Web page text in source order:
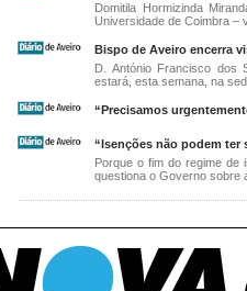
Domitila Hormizinda
Universidade de Coimbra –
Bispo de Aveiro encerra
D. António Francisco dos
estará, esta semana, na
“Precisamos
“Isenções não podem ter
Porque o fim do regime de
questiona o Governo sobre